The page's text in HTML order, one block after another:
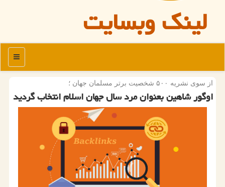
لینک وبسایت
منو
از سوی نشریه ۵۰۰ شخصیت برتر مسلمان جهان ؛
اوگور شاهین بعنوان مرد سال جهان اسلام انتخاب گردید